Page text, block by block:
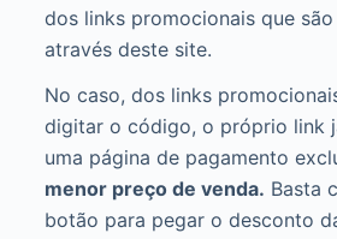
dos links promocionais que
através deste site.
No caso, dos links
digitar o código, o próprio link
uma página de pagamento
menor preço de venda. Basta
botão para pegar o desconto